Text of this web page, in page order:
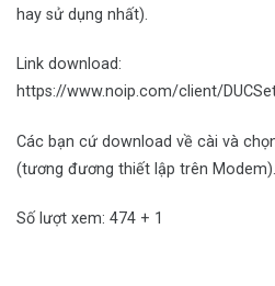
hay sử dụng nhất).
Link download:
https://www.noip.com/client/
Các bạn cứ download về cài và
(tương đương thiết lập trên Modem).
Số lượt xem: 474 + 1